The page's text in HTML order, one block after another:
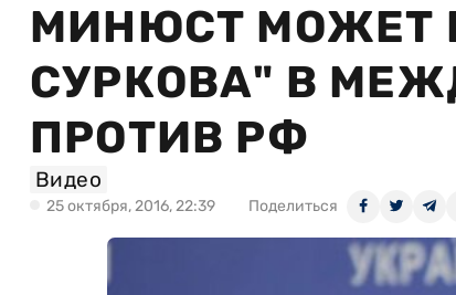
МИНЮСТ МОЖЕТ
СУРКОВА" В
ПРОТИВ РФ
Видео
25 октября, 2016, 22:39 Поделиться